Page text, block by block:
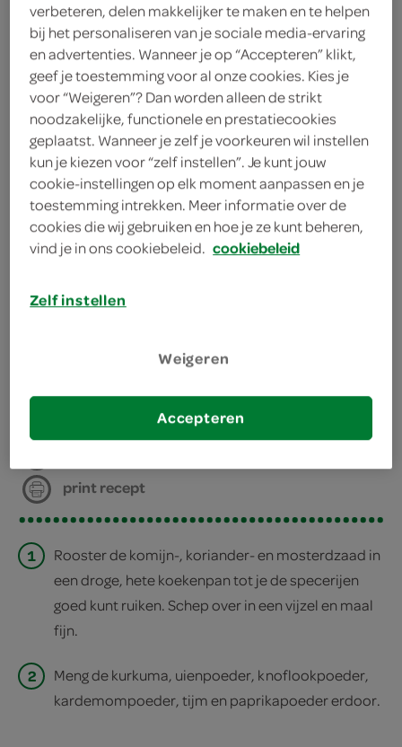
2 theelepels kurkuma
1 eetlepel mosterdzaad
1 eetlepel korianderzaad
1 eetlepel komijnzaad
kies je winkel
deel op twitter
print recept
1
Rooster de komijn-, koriander- en mosterdzaad in
een droge, hete koekenpan tot je de specerijen
goed kunt ruiken. Schep over in een vijzel en maal
fijn.
2
Meng de kurkuma, uienpoeder, knoflookpoeder,
kardemompoeder, tijm en paprikapoeder erdoor.
verbeteren, delen makkelijker te maken en te helpen
bij het personaliseren van je sociale media-ervaring
en advertenties. Wanneer je op “Accepteren” klikt,
geef je toestemming voor al onze cookies. Kies je
voor “Weigeren”? Dan worden alleen de strikt
noodzakelijke, functionele en prestatiecookies
geplaatst. Wanneer je zelf je voorkeuren wil instellen
kun je kiezen voor “zelf instellen”. Je kunt jouw
cookie-instellingen op elk moment aanpassen en je
toestemming intrekken. Meer informatie over de
cookies die wij gebruiken en hoe je ze kunt beheren,
vind je in ons cookiebeleid. cookiebeleid
Zelf instellen
Weigeren
Accepteren